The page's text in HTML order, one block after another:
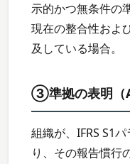
示的かつ無条件の
現在の整合性およ
及している場合。
③準拠の表明（
組織が、IFRS S1
り、その報告慣行